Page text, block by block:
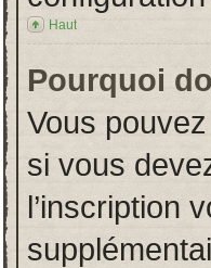
Haut
Pourquoi
Vous
si vous
l’inscription